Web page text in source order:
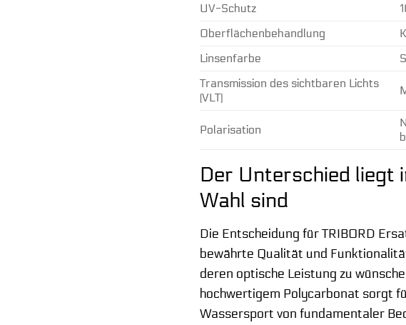
UV-Schutz
Oberflächenbehandlung
Linsenfarbe
Transmission des sichtbaren Lichts
(VLT)
Polarisation
Der Unterschied liegt
Wahl sind
Die Entscheidung für TRIBORD
bewährte Qualität und
deren optische Leistung zu
hochwertigem Polycarbonat sorgt
Wassersport von fundamentaler